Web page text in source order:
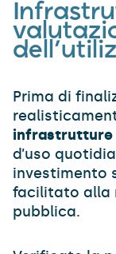
Prima di
infrastrutture
d’uso
investimento
facilitato alla
pubblica.